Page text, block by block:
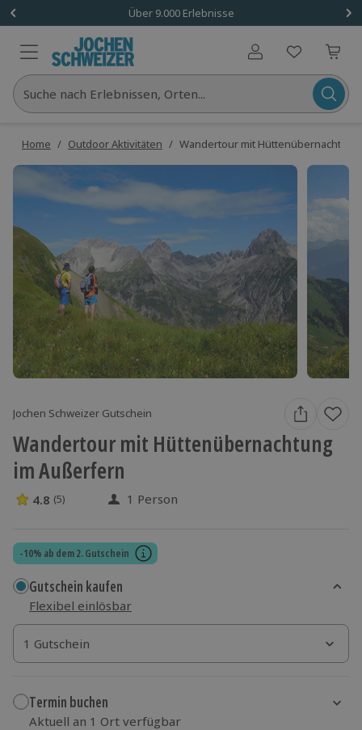
Über 9.000 Erlebnisse
Benutzerkonto
Suche nach Erlebnissen, Orten...
Home / Outdoor Aktivitäten / Wandertour mit
Jochen Schweizer Gutschein
Wandertour mit Hüttenübernachtung
im Außerfern
4.8 Sterne von 5 aus 5 Bewertungen
4.8 (5) 1 Person
-10% ab dem 2. Gutschein
Gutschein kaufen
Flexibel einlösbar
1 Gutschein
1 Gutschein
1 Gutschein
Termin buchen
Aktuell an 1 Ort verfügbar